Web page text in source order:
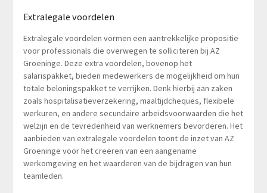
Extralegale voordelen
Extralegale voordelen vormen een aantrekkelijke propositie
voor professionals die overwegen te solliciteren bij AZ
Groeninge. Deze extra voordelen, bovenop het
salarispakket, bieden medewerkers de mogelijkheid om hun
totale beloningspakket te verrijken. Denk hierbij aan zaken
zoals hospitalisatieverzekering, maaltijdcheques, flexibele
werkuren, en andere secundaire arbeidsvoorwaarden die het
welzijn en de tevredenheid van werknemers bevorderen. Het
aanbieden van extralegale voordelen toont de inzet van AZ
Groeninge voor het creëren van een aangename
werkomgeving en het waarderen van de bijdragen van hun
teamleden.